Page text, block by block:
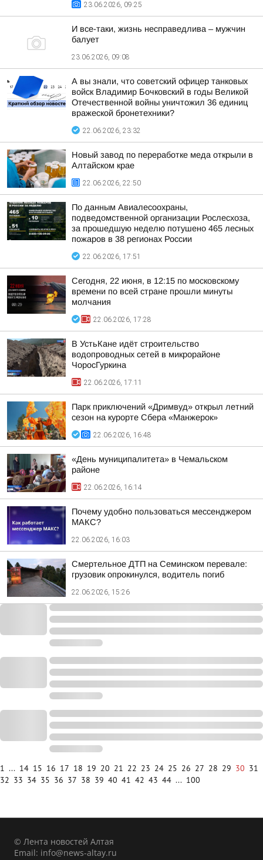
23.06.2026, 09:25
И все-таки, жизнь несправедлива – мужчин
балует
23.06.2026, 09:08
А вы знали, что советский офицер танковых
войск Владимир Бочковский в годы Великой
Отечественной войны уничтожил 36 единиц
вражеской бронетехники?
22.06.2026, 23:32
Новый завод по переработке меда открыли в
Алтайском крае
22.06.2026, 22:50
По данным Авиалесоохраны,
подведомственной организации Рослесхоза,
за прошедшую неделю потушено 465 лесных
пожаров в 38 регионах России
22.06.2026, 17:51
Сегодня, 22 июня, в 12:15 по московскому
времени по всей стране прошли минуты
молчания
22.06.2026, 17:28
В УстьКане идёт строительство
водопроводных сетей в микрорайоне
ЧоросГуркина
22.06.2026, 17:11
Парк приключений «Дримвуд» открыл летний
сезон на курорте Сбера «Манжерок»
22.06.2026, 16:48
«День муниципалитета» в Чемальском
районе
22.06.2026, 16:14
Почему удобно пользоваться мессенджером
МАКС?
22.06.2026, 16:03
Смертельное ДТП на Семинском перевале:
грузовик опрокинулся, водитель погиб
22.06.2026, 15:26
1 ... 14 15 16 17 18 19 20 21 22 23 24 25 26 27 28 29 30 31
32 33 34 35 36 37 38 39 40 41 42 43 44 ... 100
© Лента новостей Алтая
Email: info@news-altay.ru